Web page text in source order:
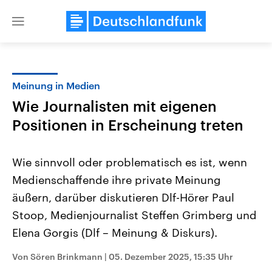
Close
Landtagswahl Sachsen-Anhalt
2026
Alle Informationen
Sachsen-Anhalt wählt am 6.
Landtag. Seit 2021 wird das
USA
Aktuelle Beiträge,
Hintergründe
Wirtschaftlich und
den mächtigsten Ländern
Meinung in Medien
Wie Journalisten mit eigenen
Positionen in Erscheinung treten
Wie sinnvoll oder problematisch es ist, wenn
Medienschaffende ihre private Meinung
äußern, darüber diskutieren Dlf-Hörer Paul
Stoop, Medienjournalist Steffen Grimberg und
Elena Gorgis (Dlf – Meinung & Diskurs).
Von Sören Brinkmann | 05. Dezember 2025, 15:35 Uhr